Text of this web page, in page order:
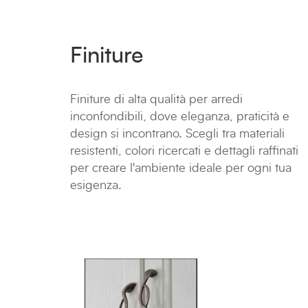
Finiture
Finiture di alta qualità per arredi
inconfondibili, dove eleganza, praticità e
design si incontrano. Scegli tra materiali
resistenti, colori ricercati e dettagli raffinati
per creare l'ambiente ideale per ogni tua
esigenza.